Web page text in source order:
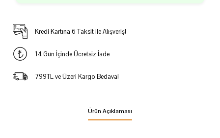
Kredi Kartına 6 Taksit ile Alışveriş!
14 Gün İçinde Ücretsiz İade
799TL ve Üzeri Kargo Bedava!
Ürün Açıklaması